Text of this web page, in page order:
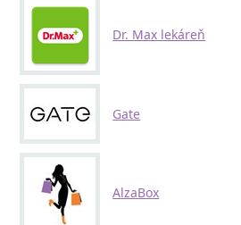
Dr. Max lekáreň
Gate
AlzaBox